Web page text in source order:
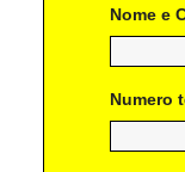
Nome e
Numero